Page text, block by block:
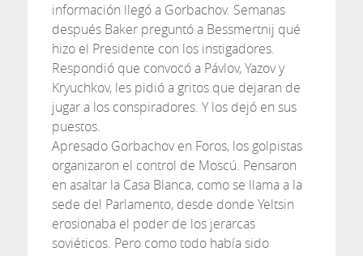
información llegó a Gorbachov. Semanas
después Baker preguntó a Bessmertnij qué
hizo el Presidente con los instigadores.
Respondió que convocó a Pávlov, Yazov y
Kryuchkov, les pidió a gritos que dejaran de
jugar a los conspiradores. Y los dejó en sus
puestos.
Apresado Gorbachov en Foros, los golpistas
organizaron el control de Moscú. Pensaron
en asaltar la Casa Blanca, como se llama a la
sede del Parlamento, desde donde Yeltsin
erosionaba el poder de los jerarcas
soviéticos. Pero como todo había sido